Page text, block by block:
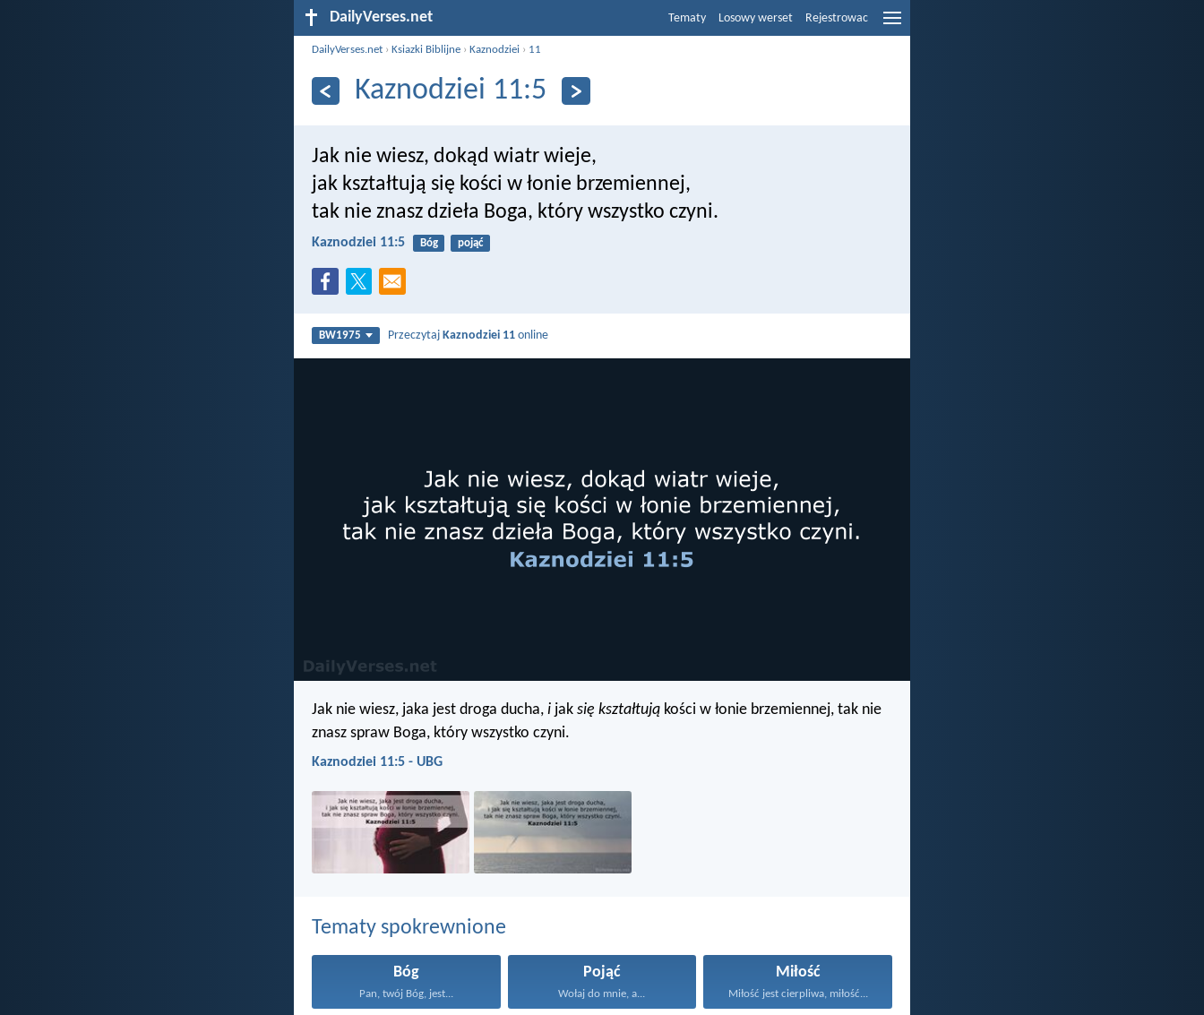
DailyVerses.net Tematy Losowy werset Rejestrowac
DailyVerses.net ›Ksiazki Biblijne ›Kaznodziei › 11
Kaznodziei 11:5
Jak nie wiesz, dokąd wiatr wieje,
jak kształtują się kości w łonie brzemiennej,
tak nie znasz dzieła Boga, który wszystko czyni.
Kaznodziei 11:5 Bóg pojąć
BW1975 PrzeczytajKaznodziei 11 online
Jak nie wiesz, jaka jest droga ducha, i jak się kształtują kości w łonie brzemiennej, tak nie
znasz spraw Boga, który wszystko czyni.
Kaznodziei 11:5 - UBG
Tematy spokrewnione
Bóg
Pan, twój Bóg, jest...
Pojąć
Wołaj do mnie, a...
Miłość
Miłość jest cierpliwa, miłość...